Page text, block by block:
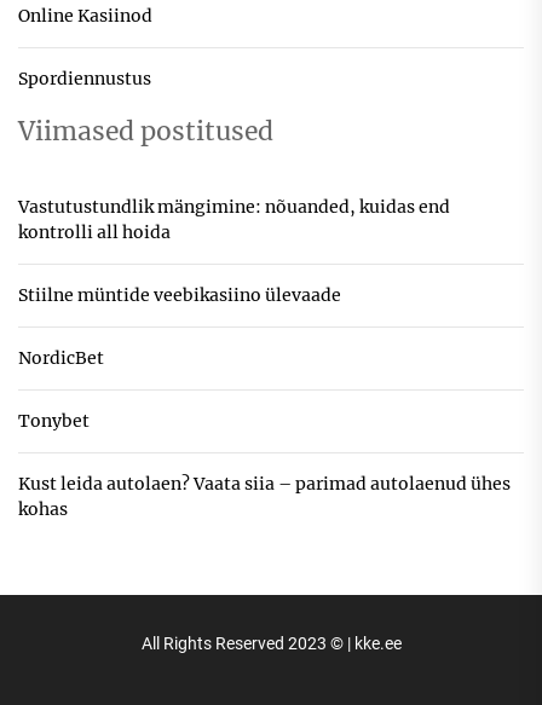
Online Kasiinod
Spordiennustus
Viimased postitused
Vastutustundlik mängimine: nõuanded, kuidas end
kontrolli all hoida
Stiilne müntide veebikasiino ülevaade
NordicBet
Tonybet
Kust leida autolaen? Vaata siia – parimad autolaenud ühes
kohas
All Rights Reserved 2023 © | kke.ee